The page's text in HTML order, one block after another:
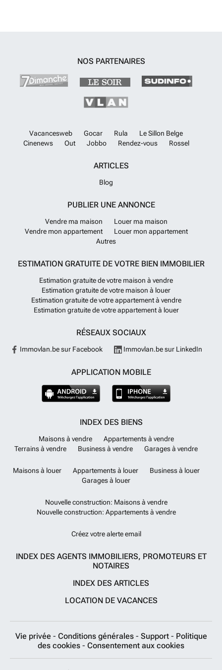
NOS PARTENAIRES
Vacancesweb Gocar Rula
Le Sillon Belge
Cinenews
Out Jobbo Rendez-vous Rossel
ARTICLES
Blog
PUBLIER UNE ANNONCE
Vendre ma maison
Louer ma maison
Vendre mon appartement
Louer mon appartement
Autres
ESTIMATION GRATUITE DE VOTRE BIEN IMMOBILIER
Estimation gratuite de votre maison à vendre
Estimation gratuite de votre maison à louer
Estimation gratuite de votre appartement à vendre
Estimation gratuite de votre appartement à louer
RÉSEAUX SOCIAUX
Immovlan.be sur Facebook Immovlan.be sur LinkedIn
APPLICATION MOBILE
INDEX DES BIENS
Maisons à vendre
Appartements à vendre
Terrains à vendre
Business à vendre Garages à vendre
Maisons à louer Appartements à louer
Business à louer
Garages à louer
Nouvelle construction: Maisons à vendre
Nouvelle construction: Appartements à vendre
Créez votre alerte email
INDEX DES AGENTS IMMOBILIERS, PROMOTEURS ET
NOTAIRES
INDEX DES ARTICLES
LOCATION DE VACANCES
Vie privée - Conditions générales - Support - Politique
des cookies - Consentement aux cookies